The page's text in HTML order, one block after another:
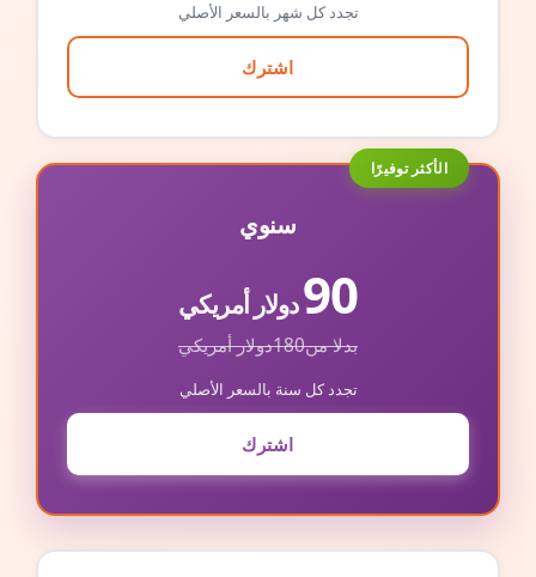
تجدد كل شهر بالسعر الأصلي
اشترك
الأكثر توفيرًا
سنوي
90دولار أمريكي
بدلا من180دولار أمريكي
تجدد كل سنة بالسعر الأصلي
اشترك